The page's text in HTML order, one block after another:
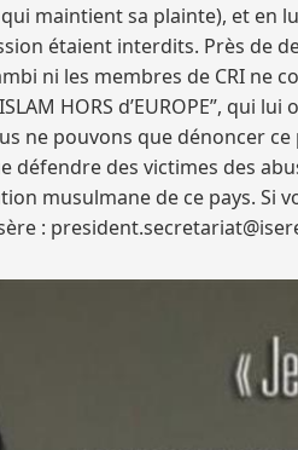
maintient sa plainte), et
étaient interdits. Près de
ni les membres de CRI ne
HORS d’EUROPE”, qui
ne pouvons que dénoncer
des victimes des
musulmane de ce pays.
: